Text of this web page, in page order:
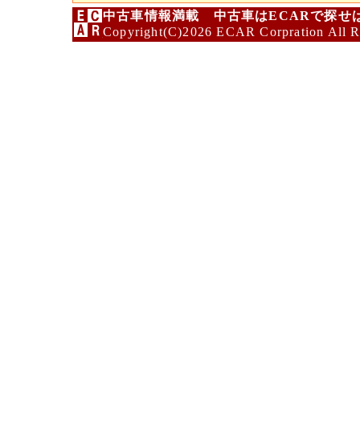
中古車情報満載 中古車はECARで探せ
Copyright(C)2026 ECAR Corpration All